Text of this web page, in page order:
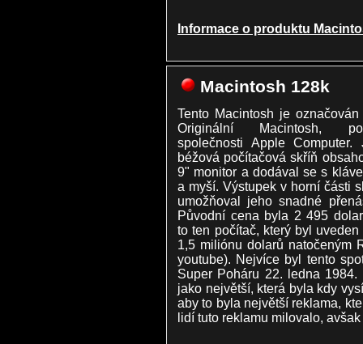
Informace o produktu
Macintosh 128k
Tento Macintosh je
Originální Macintosh,
společnosti Apple Computer.
béžová počítačová skříň
9" monitor a dodával se s
a myší. Výstupek v horní části
umožňoval jeho snadné
Původní cena byla 2 495
to ten počítač, který byl
1,5 miliónu dolarů natočeným
youtube). Nejvíce byl tento
Super Poháru 22. ledna
jako největší, která byla kdy
aby to byla největší reklama,
lidí tuto reklamu milovalo,